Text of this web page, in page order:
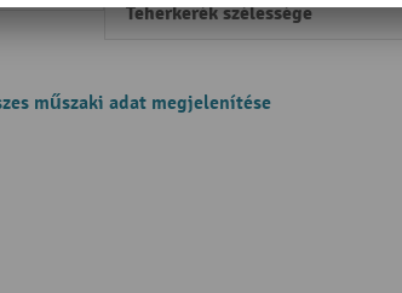
Teherkerék szélessége
műszaki adat megjelenítése